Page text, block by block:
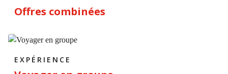
Offres combinées
EXPÉRIENCE